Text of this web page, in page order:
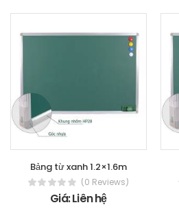
Bảng từ xanh 1.2×1.6m
(0 Reviews)
Giá: Liên hệ